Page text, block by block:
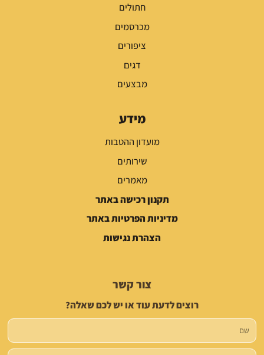
חתולים
מכרסמים
ציפורים
דגים
מבצעים
מידע
מועדון ההטבות
שירותים
מאמרים
תקנון רכישה באתר
מדיניות הפרטיות באתר
הצהרת נגישות
צור קשר
רוצים לדעת עוד או יש לכם שאלה?
שם